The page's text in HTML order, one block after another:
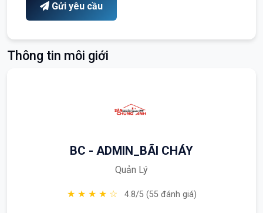
Gửi yêu cầu
Thông tin môi giới
BC - ADMIN_BÃI CHÁY
Quản Lý
★ ★ ★ ★ ☆ 4.8/5 (55 đánh giá)